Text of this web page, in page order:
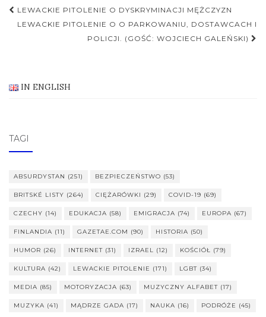
Nawigacja
postu
LEWACKIE PITOLENIE O DYSKRYMINACJI MĘŻCZYZN
LEWACKIE PITOLENIE O O PARKOWANIU, DOSTAWCACH I
POLICJI. (GOŚĆ: WOJCIECH GALEŃSKI)
IN ENGLISH
TAGI
ABSURDYSTAN (251) BEZPIECZEŃSTWO (53)
BRITSKÉ LISTY (264) CIĘŻARÓWKI (29) COVID-19 (69)
CZECHY (14) EDUKACJA (58) EMIGRACJA (74) EUROPA (67)
FINLANDIA (11) GAZETAE.COM (90) HISTORIA (50)
HUMOR (26) INTERNET (31) IZRAEL (12) KOŚCIÓŁ (79)
KULTURA (42) LEWACKIE PITOLENIE (171) LGBT (34)
MEDIA (85) MOTORYZACJA (63) MUZYCZNY ALFABET (17)
MUZYKA (41) MĄDRZE GADA (17) NAUKA (16) PODRÓŻE (45)